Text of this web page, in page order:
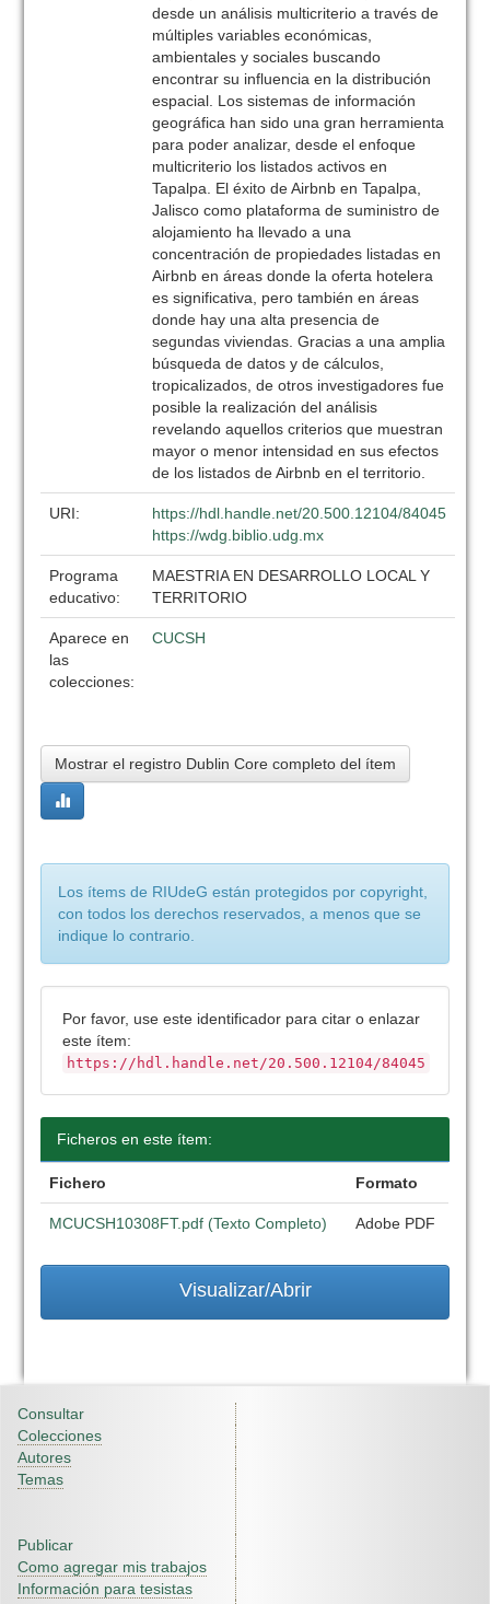
desde un análisis multicriterio a través de
múltiples variables económicas,
ambientales y sociales buscando
encontrar su influencia en la distribución
espacial. Los sistemas de información
geográfica han sido una gran herramienta
para poder analizar, desde el enfoque
multicriterio los listados activos en
Tapalpa. El éxito de Airbnb en Tapalpa,
Jalisco como plataforma de suministro de
alojamiento ha llevado a una
concentración de propiedades listadas en
Airbnb en áreas donde la oferta hotelera
es significativa, pero también en áreas
donde hay una alta presencia de
segundas viviendas. Gracias a una amplia
búsqueda de datos y de cálculos,
tropicalizados, de otros investigadores fue
posible la realización del análisis
revelando aquellos criterios que muestran
mayor o menor intensidad en sus efectos
de los listados de Airbnb en el territorio.
URI:
https://hdl.handle.net/20.500.12104/84045
https://wdg.biblio.udg.mx
Programa
educativo:
MAESTRIA EN DESARROLLO LOCAL Y
TERRITORIO
Aparece en
las
colecciones:
CUCSH
Mostrar el registro Dublin Core completo del ítem
Los ítems de RIUdeG están protegidos por copyright,
con todos los derechos reservados, a menos que se
indique lo contrario.
Por favor, use este identificador para citar o enlazar
este ítem:
https://hdl.handle.net/20.500.12104/84045
Ficheros en este ítem:
Fichero Formato
MCUCSH10308FT.pdf (Texto Completo) Adobe PDF
Visualizar/Abrir
Consultar
Colecciones
Autores
Temas
Publicar
Como agregar mis trabajos
Información para tesistas